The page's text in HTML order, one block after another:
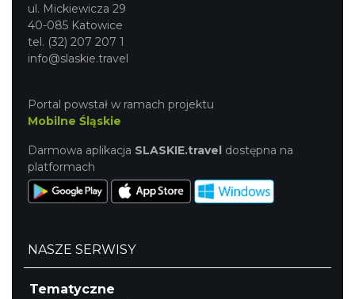
ul. Mickiewicza 29
40-085 Katowice
tel. (32) 207 207 1
info@slaskie.travel
Portal powstał w ramach projektu
Mobilne Śląskie
Darmowa aplikacja SLASKIE.travel dostępna na
platformach
NASZE SERWISY
Tematyczne